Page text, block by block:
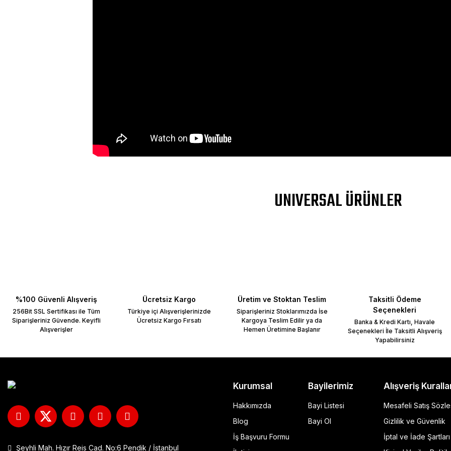
Bu ürüne ilk yorumu siz yapın!
Bu ürünün fiyat bilgisi, resim, ürün açıklamalarında ve diğer konularda yetersiz gördüğünüz noktaları öneri formunu kullanarak tarafımıza
UNIVERSAL ÜRÜNLER
GP Kompozit Universal 45 lt Plastik Motosiklet Çantası
%100 Güvenli Alışveriş
256Bit SSL Sertifikası ile Tüm
Siparişleriniz Güvende. Keyifli
Alışverişler
Ücretsiz Kargo
Türkiye içi Alışverişlerinizde
Ücretsiz Kargo Fırsatı
Üretim ve Stoktan Teslim
Siparişleriniz Stoklarımızda İse
Kargoya Teslim Edilir ya da
Hemen Üretimine Başlanır
Taksitli Ödeme
Seçenekleri
Banka & Kredi Kartı, Havale
Seçenekleri İle Taksitli Alışveriş
Yapabilirsiniz
Şeyhli Mah. Hızır Reis Cad. No:6 Pendik / İstanbul
Kurumsal
Hakkımızda
Blog
İş Başvuru Formu
Bayilerimiz
Bayi Listesi
Bayi Ol
Alışveriş
Mesafeli Satış
Gizlilik ve Güvenlik
İptal ve İade Şartları